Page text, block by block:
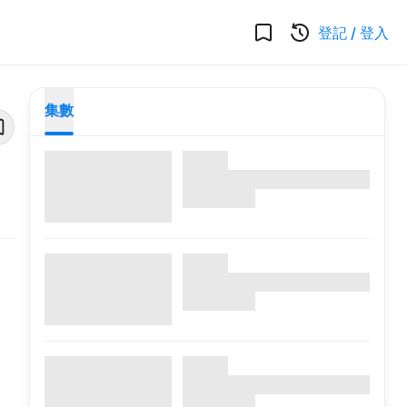
登記 / 登入
集數